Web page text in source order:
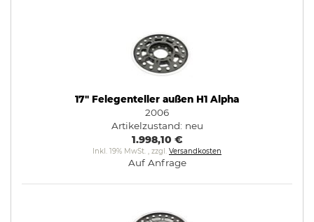
17" Felegenteller außen H1 Alpha
2006
Artikelzustand: neu
1.998,10 €
Inkl. 19% MwSt. , zzgl. Versandkosten
Auf Anfrage